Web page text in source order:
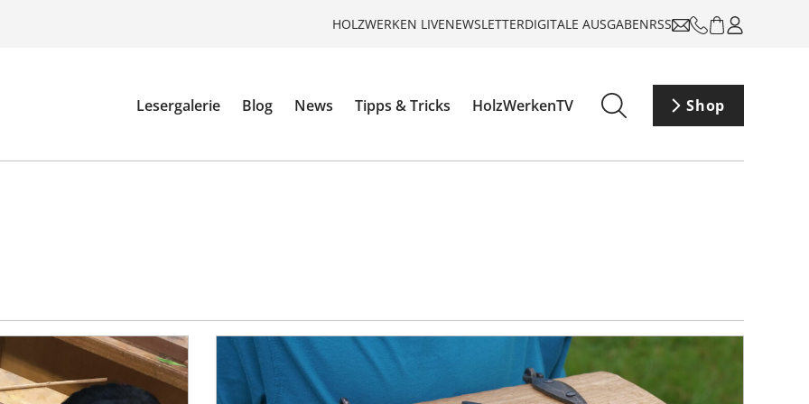
HOLZWERKEN LIVENEWSLETTERDIGITALE AUSGABENRSS
Lesergalerie Blog News Tipps & Tricks HolzWerkenTV Shop